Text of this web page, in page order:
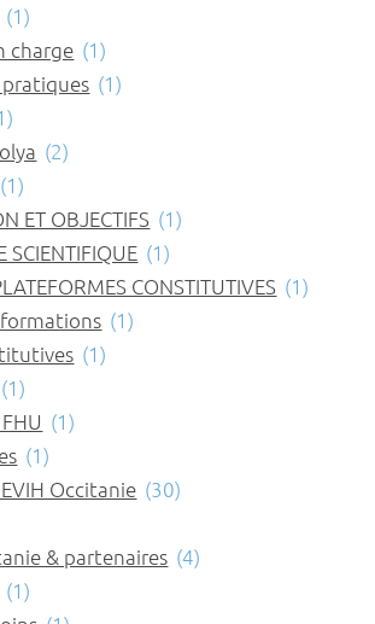
(1)
charge (1)
(1)
(2)
(1)
ET OBJECTIFS (1)
SCIENTIFIQUE (1)
CONSTITUTIVES (1)
(1)
(1)
(1)
(1)
(1)
Occitanie (30)
& partenaires (4)
(1)